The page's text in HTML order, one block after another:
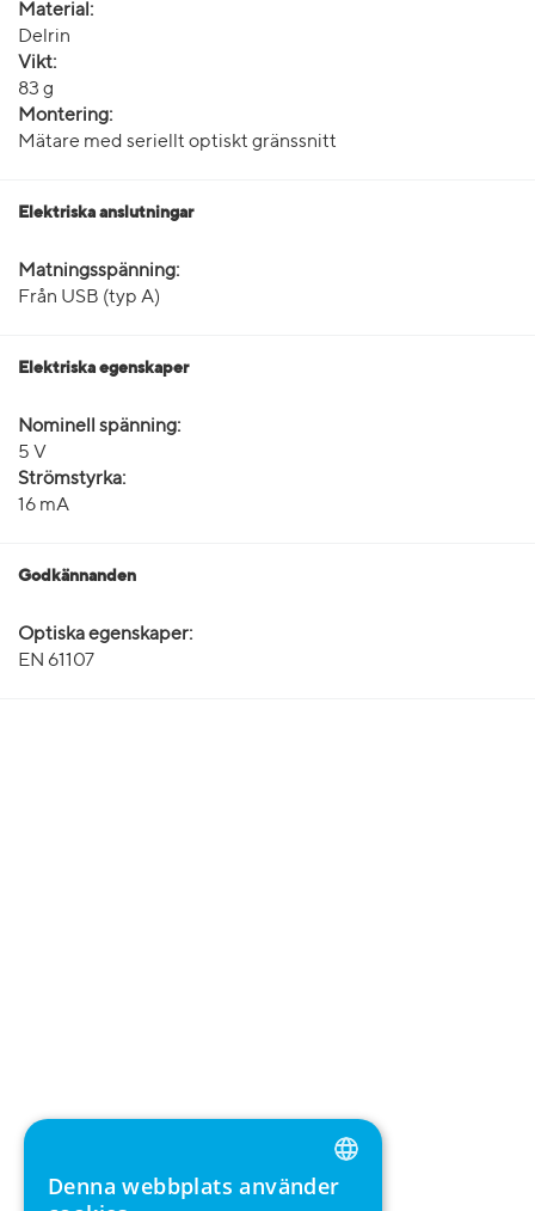
Material:
Delrin
Vikt:
83 g
Montering:
Mätare med seriellt optiskt gränssnitt
Elektriska anslutningar
Matningsspänning:
Från USB (typ A)
Elektriska egenskaper
Nominell spänning:
5 V
Strömstyrka:
16 mA
Godkännanden
Optiska egenskaper:
EN 61107
ENGLISH
Denna webbplats använder